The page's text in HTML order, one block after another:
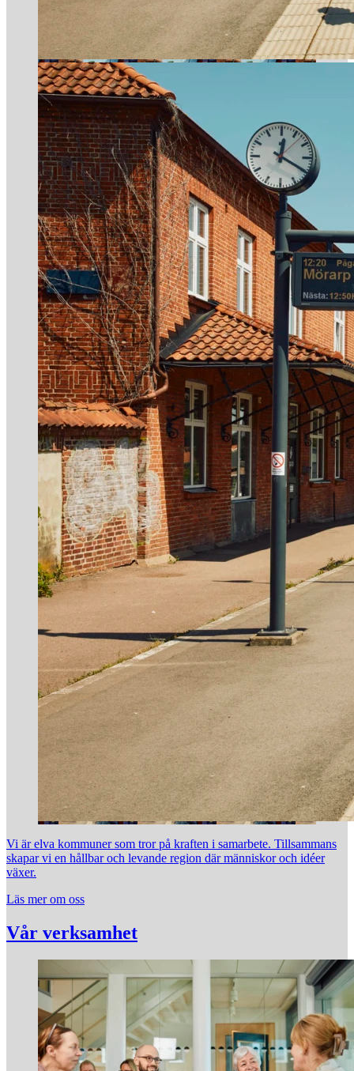
Vi är elva kommuner som tror på kraften i samarbete. Tillsammans
skapar vi en hållbar och levande region där människor och idéer
växer.
Läs mer om oss
Vår verksamhet